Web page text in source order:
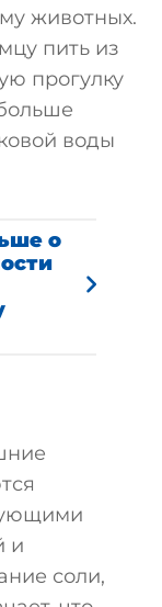
животных.
пить из
прогулку
воды
о
и
соли,